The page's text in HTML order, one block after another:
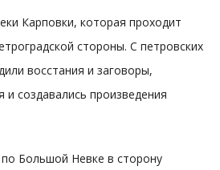
Карповки, которая проходит
стороны. С петровских
восстания и заговоры,
создавались произведения
Большой Невке в сторону